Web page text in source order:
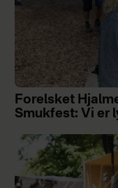
Forelsket
Smukfest: Vi er